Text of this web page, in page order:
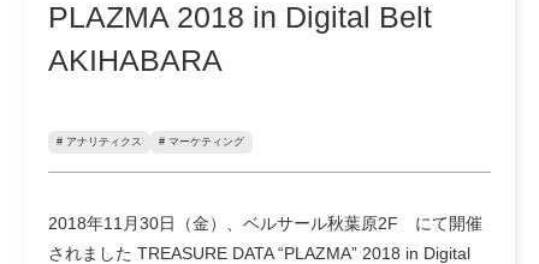
PLAZMA 2018 in Digital Belt
AKIHABARA
# アナリティクス # マーケティング
2018年11月30日（金）、ベルサール秋葉原2F にて開催
されました TREASURE DATA “PLAZMA” 2018 in Digital